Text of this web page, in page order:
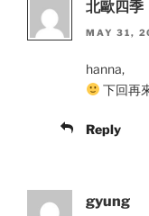
北歐四季
MAY 31,
hanna,
下回再
Reply
gyung